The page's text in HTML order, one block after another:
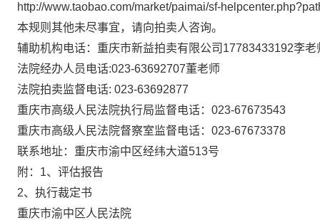
http://www.taobao.com/market/paimai/sf-
本规则其他未尽事宜，请向拍卖人咨询。
辅助机构电话：重庆市新益拍卖有限公司 17783433192李老
法院经办人员电话:023-63692707董老师
法院拍卖监督电话: 023-63692877
重庆市高级人民法院执行局监督电话： 023-67673543
重庆市高级人民法院督察室监督电话： 023-67673378
联系地址：重庆市渝中区经纬大道513号
附： 1、评估报告
2、执行裁定书
重庆市渝中区人民法院